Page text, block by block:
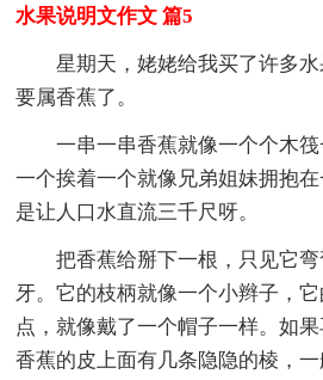
水果说明文作文 篇5
星期天，姥姥给我买了许多
要属香蕉了。
一串一串香蕉就像一个个木
一个挨着一个就像兄弟姐妹拥抱
是让人口水直流三千尺呀。
把香蕉给掰下一根，只见它
牙。它的枝柄就像一个小辫子，
点，就像戴了一个帽子一样。如
香蕉的皮上面有几条隐隐的棱，